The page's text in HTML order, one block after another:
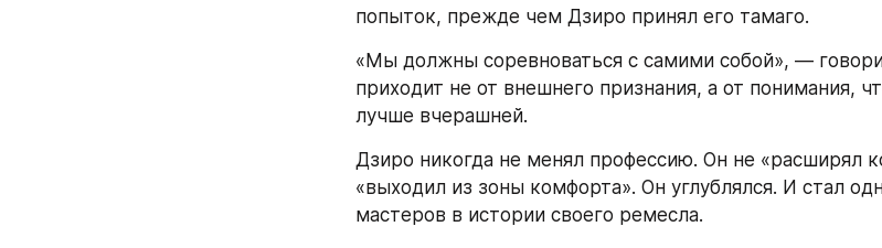
попыток, прежде чем Дзиро принял его тамаго.
«Мы должны соревноваться с самими собой», —
приходит не от внешнего признания, а от понимания,
лучше вчерашней.
Дзиро никогда не менял профессию. Он не «расширял
«выходил из зоны комфорта». Он углублялся. И стал
мастеров в истории своего ремесла.